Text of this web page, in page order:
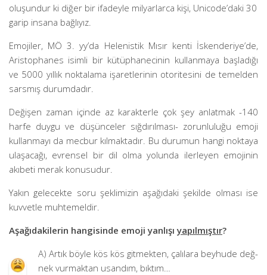
oluşundur ki diğer bir ifadeyle milyarlarca kişi, Unicode’daki 30
garip insana bağlıyız.
Emojiler, MÖ 3. yy’da Helenistik Mısır kenti İskenderiye’de,
Aristophanes isimli bir kütüphanecinin kullanmaya başladığı
ve 5000 yıllık noktalama işaretlerinin otoritesini de temelden
sarsmış durumdadır.
Değişen zaman içinde az karakterle çok şey anlatmak -140
harfe duygu ve düşünceler sığdırılması- zorunluluğu emoji
kullanmayı da mecbur kılmaktadır. Bu durumun hangi noktaya
ulaşacağı, evrensel bir dil olma yolunda ilerleyen emojinin
akıbeti merak konusudur.
Yakın gelecekte soru şeklimizin aşağıdaki şekilde olması ise
kuvvetle muhtemeldir.
Aşağıdakilerin hangisinde emoji yanlışıyapıl­mıştır?
A) Artık böyle kös kös gitmekten, çalılara beyhude değ­
nek vurmaktan usandım, bıktım…